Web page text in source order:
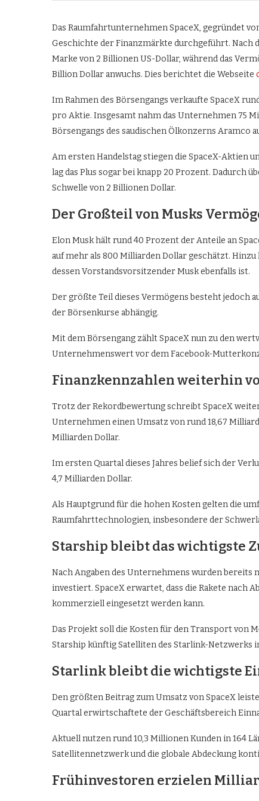
Das Raumfahrtunternehmen SpaceX, gegründet
Geschichte der Finanzmärkte durchgeführt. Nach
Marke von 2 Billionen US-Dollar, während das
Billion Dollar anwuchs. Dies berichtet die Webseite
Im Rahmen des Börsengangs verkaufte SpaceX
pro Aktie. Insgesamt nahm das Unternehmen 75
Börsengangs des saudischen Ölkonzerns Aramco
Am ersten Handelstag stiegen die SpaceX-Aktien
lag das Plus sogar bei knapp 20 Prozent.
Schwelle von 2 Billionen Dollar.
Der Großteil von Musks
Elon Musk hält rund 40 Prozent der Anteile an
auf mehr als 800 Milliarden Dollar geschätzt.
dessen Vorstandsvorsitzender Musk ebenfalls ist.
Der größte Teil dieses Vermögens besteht jedoch
der Börsenkurse abhängig.
Mit dem Börsengang zählt SpaceX nun zu den
Unternehmenswert vor dem Facebook-
Finanzkennzahlen weiterhin
Trotz der Rekordbewertung schreibt SpaceX
Unternehmen einen Umsatz von rund 18,67
Milliarden Dollar.
Im ersten Quartal dieses Jahres belief sich der
4,7 Milliarden Dollar.
Als Hauptgrund für die hohen Kosten gelten die
Raumfahrttechnologien, insbesondere der
Starship bleibt das wichtigste
Nach Angaben des Unternehmens wurden bereits
investiert. SpaceX erwartet, dass die Rakete nach
kommerziell eingesetzt werden kann.
Das Projekt soll die Kosten für den Transport von
Starship künftig Satelliten des Starlink-Netzwerks
Starlink bleibt die wichtigste
Den größten Beitrag zum Umsatz von SpaceX
Quartal erwirtschaftete der Geschäftsbereich
Aktuell nutzen rund 10,3 Millionen Kunden in 164
Satellitennetzwerk und die globale Abdeckung
Frühinvestoren erzielen